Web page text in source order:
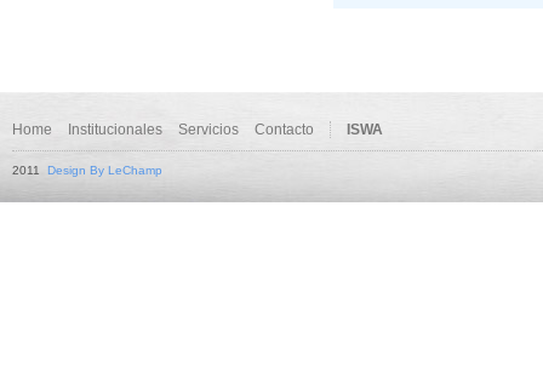
Home Institucionales Servicios Contacto ISWA
2011 Design By LeChamp